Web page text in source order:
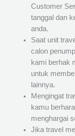
Customer
tanggal dan
anda.
Saat unit
calon
kami berhak
untuk
lainnya.
Mengingat
kamu
menghargai
Jika travel